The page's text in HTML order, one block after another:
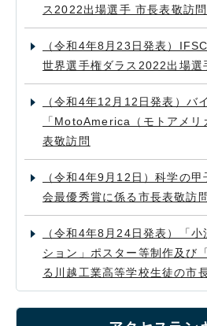
ス2022出場選手 市長表敬訪問
（令和4年8月23日発表）
世界選手権ダラス2022出場選
（令和4年12月12日発表）バ
「MotoAmerica（モトアメ
表敬訪問
（令和4年9月12日）科学の
会最優秀賞に係る市長表敬訪問
（令和4年8月24日発表）「
ション」ポスター等制作及び
る川越工業高等学校生徒の市